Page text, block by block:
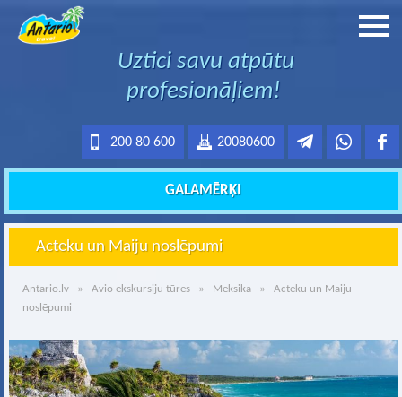
Uztici savu atpūtu
profesionāļiem!
20080600
200 80 600
GALAMĒRĶI
Acteku un Maiju noslēpumi
Antario.lv » Avio ekskursiju tūres » Meksika » Acteku un Maiju
noslēpumi